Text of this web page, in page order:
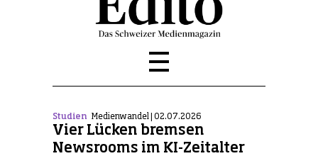
Studien Medienwandel | 02.07.2026
Vier Lücken bremsen
Newsrooms im KI-Zeitalter